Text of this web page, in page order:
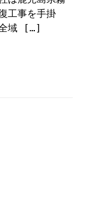
工事を手掛
全域 […]